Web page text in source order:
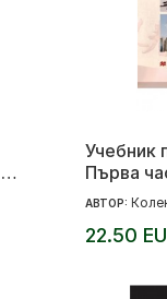
Учебник
Първа
АВТОР:
22.50